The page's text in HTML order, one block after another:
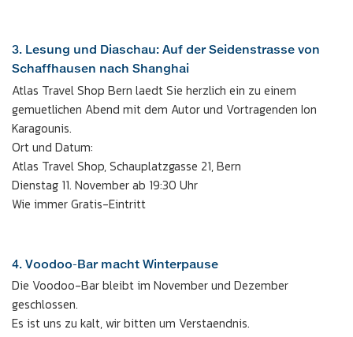
3. Lesung und Diaschau: Auf der Seidenstrasse von
Schaffhausen nach Shanghai
Atlas Travel Shop Bern laedt Sie herzlich ein zu einem
gemuetlichen Abend mit dem Autor und Vortragenden Ion
Karagounis.
Ort und Datum:
Atlas Travel Shop, Schauplatzgasse 21, Bern
Dienstag 11. November ab 19:30 Uhr
Wie immer Gratis-Eintritt
4. Voodoo-Bar macht Winterpause
Die Voodoo-Bar bleibt im November und Dezember
geschlossen.
Es ist uns zu kalt, wir bitten um Verstaendnis.